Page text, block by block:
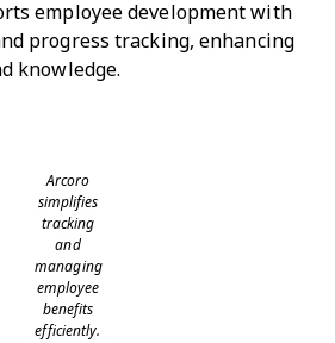
employee development with
progress tracking, enhancing
knowledge.
Arcoro
simplifies
tracking
and
managing
employee
benefits
efficiently.